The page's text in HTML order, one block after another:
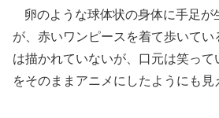
卵のような球体状の身体に手足が
が、赤いワンピースを着て歩いて
は描かれていないが、口元は笑って
をそのままアニメにしたようにも見